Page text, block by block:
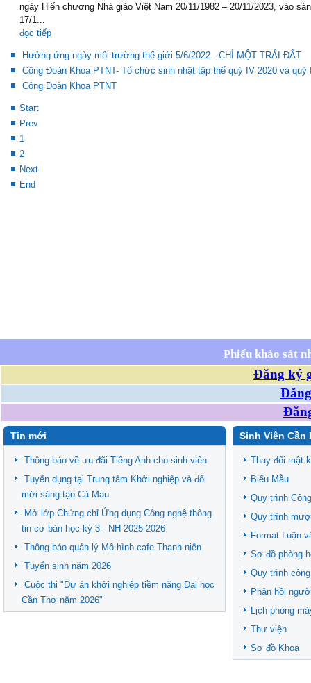
ngày Hiến chương Nhà giáo Việt Nam 20/11/1982 – 20/11/2023, vào
17/1...
đọc tiếp
Hưởng ứng ngày môi trường thế giới 5/6/2022 - CHỈ MỘT TRÁI ĐẤT
Công Đoàn Khoa PTNT- Tổ chức sinh nhật tập thể quý IV 2020 và quý
Công Đoàn Khoa PTNT
Start
Prev
1
2
Next
End
Phiếu khảo sát
Đăng ký
Tin mới
Thông báo về ưu đãi Tiếng Anh cho sinh viên
Tuyển dụng tại Trung tâm Khởi nghiệp và đổi
mới sáng tạo Cà Mau
Mở lớp Chứng chỉ Ứng dụng Công nghệ thông
tin cơ bản học kỳ 3 - NH 2025-2026
Thông báo quản lý Mô hình cafe Thanh niên
Tuyển sinh năm 2026
Cuộc thi "Dự án khởi nghiệp tiềm năng Đại học
Cần Thơ năm 2026"
Sinh Viên Cần
Thay đổi mật
Biểu Mẫu
Quy trình
Quy trình
Format Luận
Sơ đồ phòng
Quy trình
Phản hồi
Lịch phòng
Thư viện
Sơ đồ Khoa